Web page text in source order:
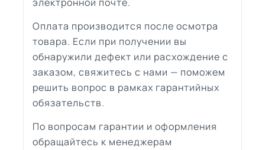
электронной почте.
Оплата производится после осмотра
товара. Если при получении вы
обнаружили дефект или расхождение с
заказом, свяжитесь с нами — поможем
решить вопрос в рамках гарантийных
обязательств.
По вопросам гарантии и оформления
обращайтесь к менеджерам